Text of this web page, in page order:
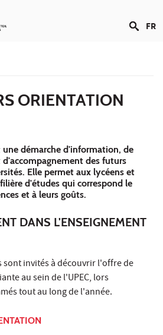
FR
ORIENTATION
démarche d'information, de
des futurs
Elle permet aux lycéens et
d'études qui correspond le
et à leurs goûts.
DANS L'ENSEIGNEMENT
sont invités à découvrir l'offre de
au sein de l'UPEC, lors
tout au long de l'année.